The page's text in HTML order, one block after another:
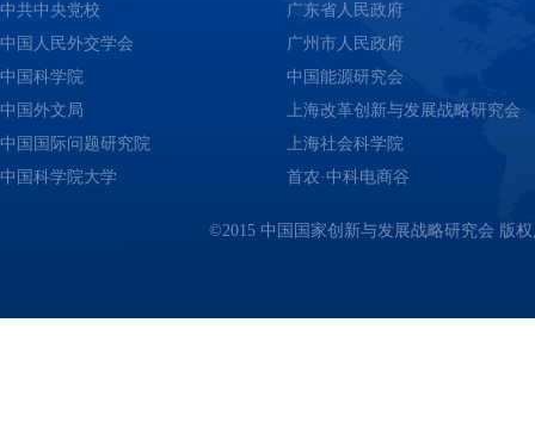
中共中央党校
广东省人民政府
中国人民外交学会
广州市人民政府
中国科学院
中国能源研究会
中国外文局
上海改革创新与发展战略研究会
中国国际问题研究院
上海社会科学院
中国科学院大学
首农·中科电商谷
©2015 中国国家创新与发展战略研究会 版